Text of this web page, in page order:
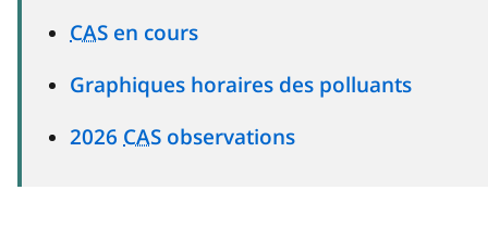
CAS en cours
Graphiques horaires des polluants
2026 CAS observations